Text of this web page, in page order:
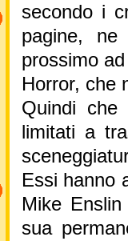
secondo i
pagine,
prossimo
Horror, che
Quindi
limitati a
Essi hanno
Mike
sua